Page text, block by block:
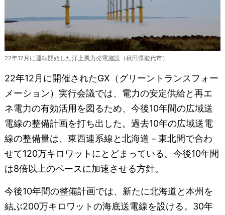
22年12月に運転開始した洋上風力発電施設（秋田県能代市）
22年12月に開催されたGX（グリーントランスフォー
メーション）実行会議では、電力の安定供給と再エ
ネ電力の有効活用を図るため、今後10年間の広域送
電線の整備計画を打ち出した。過去10年の広域送電
線の整備量は、東西連系線と北海道－東北間で合わ
せて120万キロワットにとどまっている。今後10年間
は8倍以上のペースに加速させる方針。
今後10年間の整備計画では、新たに北海道と本州を
結ぶ200万キロワットの海底送電線を設ける。30年